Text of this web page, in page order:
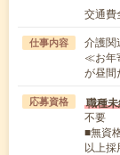
交通費
仕事内容
介護関
≪お年
が昼間
応募資格 職種
不要
■無資
以上